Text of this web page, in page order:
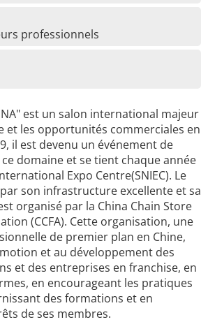
professionnels
est un salon international majeur
et les opportunités commerciales en
il est devenu un événement de
domaine et se tient chaque année
Expo Centre(SNIEC). Le
son infrastructure excellente et sa
organisé par la China Chain Store
(CCFA). Cette organisation, une
de premier plan en Chine,
et au développement des
et des entreprises en franchise, en
en encourageant les pratiques
des formations et en
de ses membres.